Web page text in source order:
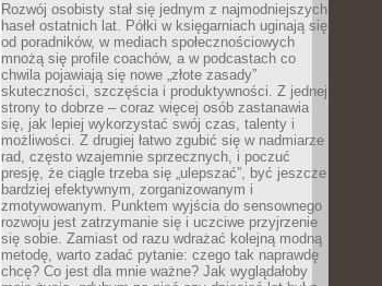
Rozwój osobisty stał się jednym z najmodniejszych
haseł ostatnich lat. Półki w księgarniach uginają się
od poradników, w mediach społecznościowych
mnożą się profile coachów, a w podcastach co
chwila pojawiają się nowe „złote zasady”
skuteczności, szczęścia i produktywności. Z jednej
strony to dobrze – coraz więcej osób zastanawia
się, jak lepiej wykorzystać swój czas, talenty i
możliwości. Z drugiej łatwo zgubić się w nadmiarze
rad, często wzajemnie sprzecznych, i poczuć
presję, że ciągle trzeba się „ulepszać”, być jeszcze
bardziej efektywnym, zorganizowanym i
zmotywowanym. Punktem wyjścia do sensownego
rozwoju jest zatrzymanie się i uczciwe przyjrzenie
się sobie. Zamiast od razu wdrażać kolejną modną
metodę, warto zadać pytanie: czego tak naprawdę
chcę? Co jest dla mnie ważne? Jak wyglądałoby